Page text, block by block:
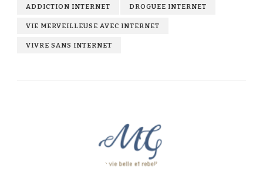
ADDICTION INTERNET DROGUEE INTERNET
VIE MERVEILLEUSE AVEC INTERNET
VIVRE SANS INTERNET